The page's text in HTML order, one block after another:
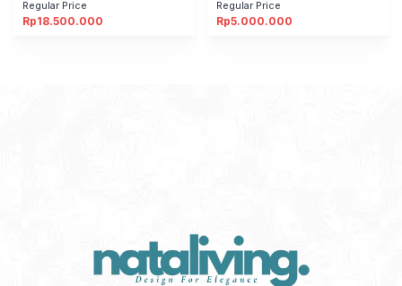
Regular Price
Rp18.500.000
Regular Price
Rp5.000.000